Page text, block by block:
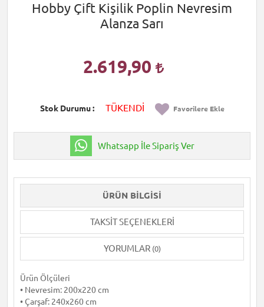
Hobby Çift Kişilik Poplin Nevresim
Alanza Sarı
2.619,90
Stok Durumu TÜKENDİ Favorilere Ekle
Whatsapp İle Sipariş Ver
ÜRÜN BILGISI
TAKSIT SEÇENEKLERI
YORUMLAR (0)
Ürün Ölçüleri
• Nevresim: 200x220 cm
• Çarşaf: 240x260 cm